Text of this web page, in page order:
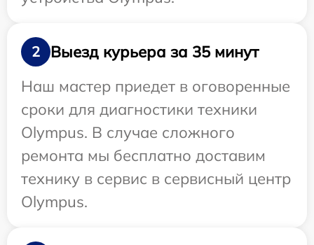
2
Выезд курьера за 35 минут
Наш мастер приедет в оговоренные
сроки для диагностики техники
Olympus. В случае сложного
ремонта мы бесплатно доставим
технику в сервис в сервисный центр
Olympus.